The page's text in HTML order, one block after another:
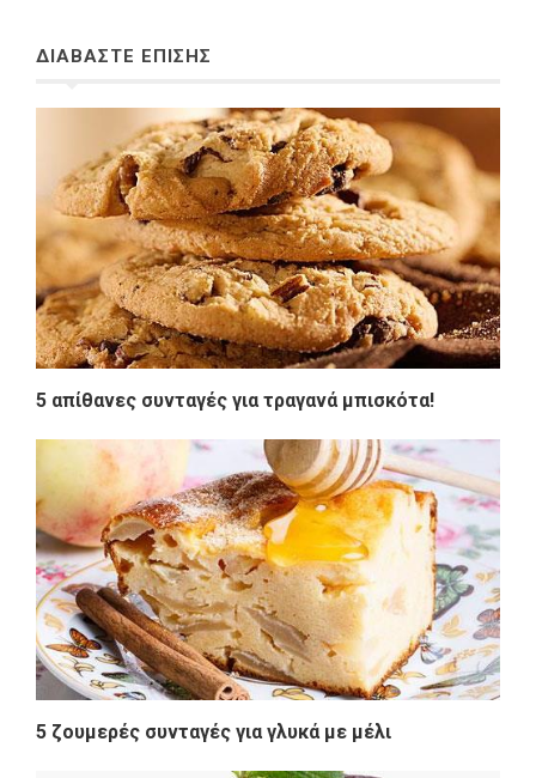
ΔΙΑΒΑΣΤΕ ΕΠΙΣΗΣ
5 απίθανες συνταγές για τραγανά μπισκότα!
5 ζουμερές συνταγές για γλυκά με μέλι